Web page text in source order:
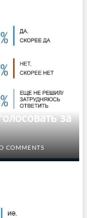
за
COMMENTS